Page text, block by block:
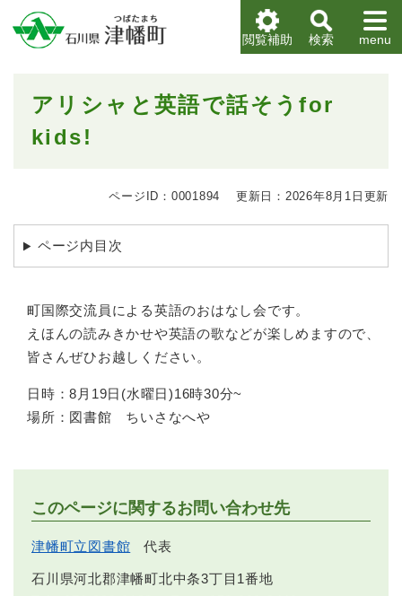
メニューを飛ばして本文へ
閲覧補助
検索 menu
アリシャと英語で話そうfor
kids!
ページID：0001894 更新日：2026年8月1日更新
ページ内目次
町国際交流員による英語のおはなし会です。
えほんの読みきかせや英語の歌などが楽しめますので、
皆さんぜひお越しください。
日時：8月19日(水曜日)16時30分~
場所：図書館 ちいさなへや
このページに関するお問い合わせ先
津幡町立図書館 代表
石川県河北郡津幡町北中条3丁目1番地